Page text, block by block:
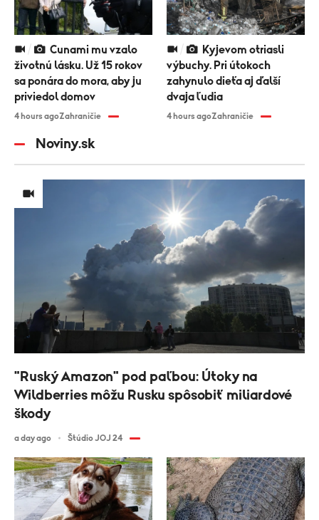
životnú lásku. Už 15 rokov
sa ponára do mora, aby ju
priviedol domov
4 hours agoZahraničie
výbuchy. Pri útokoch
zahynulo dieťa aj ďalší
dvaja ľudia
4 hours agoZahraničie
Noviny.sk
"Ruský Amazon" pod paľbou: Útoky na
Wildberries môžu Rusku spôsobiť miliardové
škody
a day ago Štúdio JOJ 24